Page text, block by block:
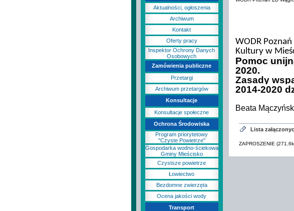
Aktualności, ogłoszenia
Archiwum
Kontakt
Oferty pracy
Inspektor Ochrony Danych
Osobowych
Zamówienia publiczne
Przetargi
Archiwum przetargów
Konsultacje
Konsultacje społeczne
Ochrona Środowiska
Program priorytetowy
"Czyste Powietrze"
Gospodarka wodno-ściekowa
Gminy Mieścisko
Czystsze powietrze
Łowiectwo
Bezdomne zwierzęta
Ocena jakości wody
Transport
WODR
Kultury w
Pomoc
2020.
Zasady
2014-2020
Beata
Lista
ZAPROSZENIE